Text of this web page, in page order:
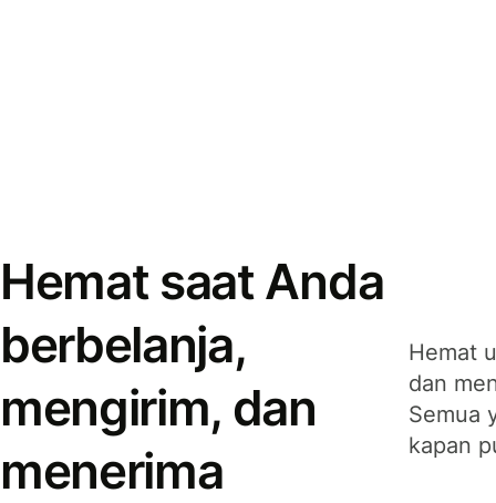
Hemat saat Anda
berbelanja,
mengirim, dan
menerima
Hemat
dan
Semua
kapan